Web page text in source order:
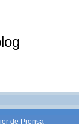
de Prensa